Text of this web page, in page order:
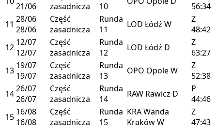
21/06
zasadnicza
10
56:34
11 28/06
28/06
Część
zasadnicza
Runda
11
LOD Łódź W
Z
48:42
12 12/07
12/07
Część
zasadnicza
Runda
12
LOD Łódź D
Z
63:27
13 19/07
19/07
Część
zasadnicza
Runda
13
OPO OpoleW
Z
52:38
1426/07
26/07
Część
zasadnicza
Runda
14
RAW Rawicz D
P
44:46
15 16/08
16/08
Część
zasadnicza
Runda
15
KRAWanda
KrakówW
Z
47:43